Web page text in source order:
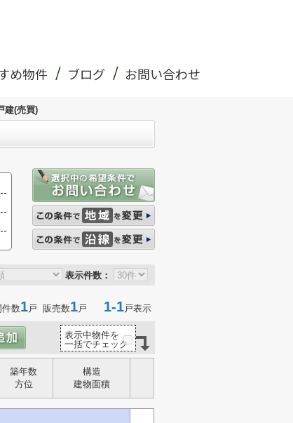
め物件 ブログ お問い合わせ
建(売買)
表示件数：
件数1戸 販売数1戸 1-1戸表示
表示中物件を
一括でチェック
築年数
方位
構造
建物面積